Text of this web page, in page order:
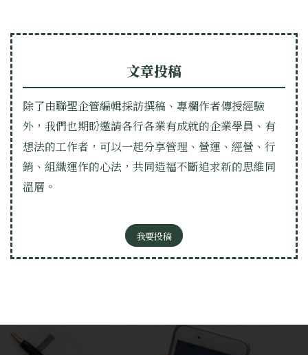
文章投稿
除了由聯聖企管編輯採訪撰稿、專欄作者傳授經驗
外，我們也期盼邀請各行各業有成就的企業學員、有
想法的工作者，可以一起分享管理、營運、經營、行
銷、組織運作的心法，共同造福不斷追求新的思維同
溫層。
我要投稿